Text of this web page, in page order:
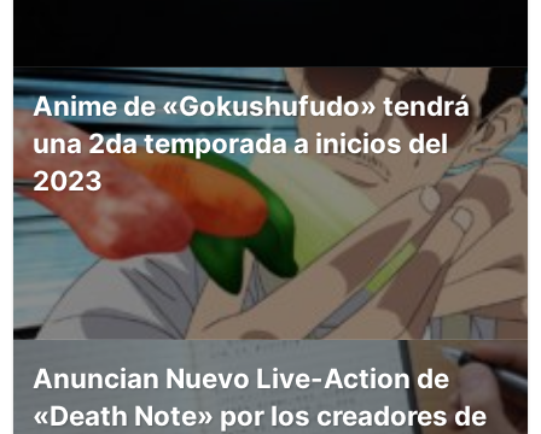
Anime de «Gokushufudo» tendrá
una 2da temporada a inicios del
2023
Anuncian Nuevo Live-Action de
«Death Note» por los creadores de